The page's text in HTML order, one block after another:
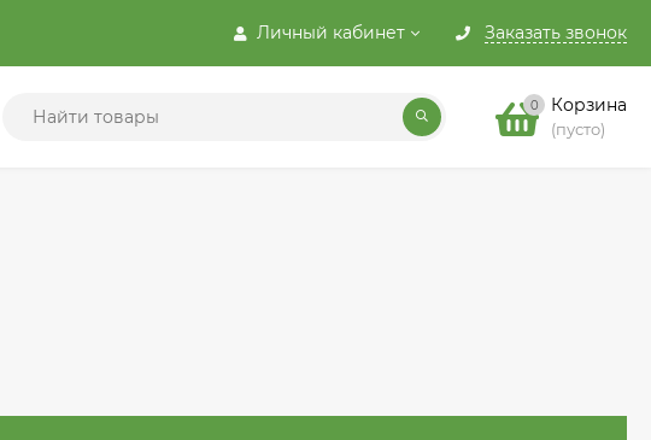
Личный кабинет Заказать звонок
0 Корзина
(пусто)